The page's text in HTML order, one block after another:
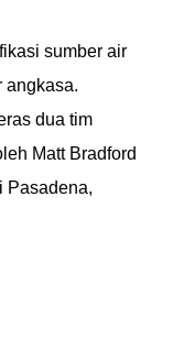
sumber air
angkasa.
dua tim
Matt Bradford
Pasadena,